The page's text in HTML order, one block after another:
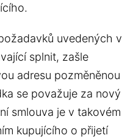
uvedených v
splnit, zašle
adresu pozměněnou
se považuje za nový
smlouva je v takovém
kupujícího o přijetí